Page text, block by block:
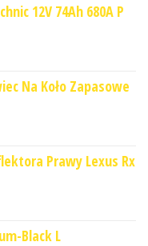
12V 74Ah 680A P
Na Koło Zapasowe
Prawy Lexus Rx
Black L